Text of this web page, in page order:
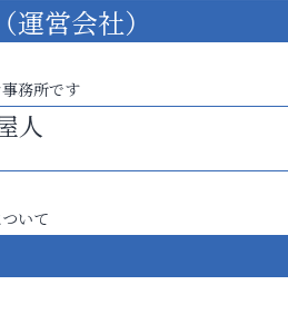
営会社）
務所です
人
いて